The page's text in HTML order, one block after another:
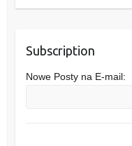
Subscription
Nowe Posty na E-mail: